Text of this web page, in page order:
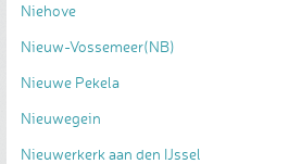
Niehove
Nieuw-Vossemeer(NB)
Nieuwe Pekela
Nieuwegein
Nieuwerkerk aan den IJssel